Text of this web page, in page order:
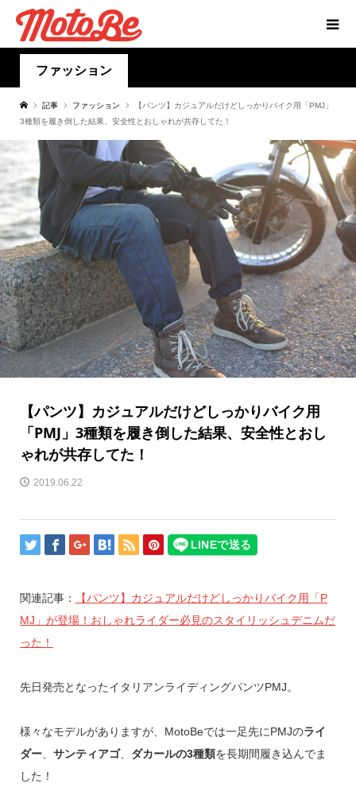
ファッション
記事 ファッション
【パンツ】カジュアルだけどしっかりバイク用「PMJ」
3種類を履き倒した結果、安全性とおしゃれが共存してた！
【パンツ】カジュアルだけどしっかりバイク用
「PMJ」3種類を履き倒した結果、安全性とおし
ゃれが共存してた！
2019.06.22
関連記事：
【パンツ】カジュアルだけどしっかりバイク用「P
MJ」が登場！おしゃれライダー必見のスタイリッシュデニムだ
った！
先日発売となったイタリアンライディングパンツPMJ。
様々なモデルがありますが、MotoBeでは一足先にPMJのライ
ダー、 サンティアゴ、 ダカールの3種類を長期間履き込んでま
した！